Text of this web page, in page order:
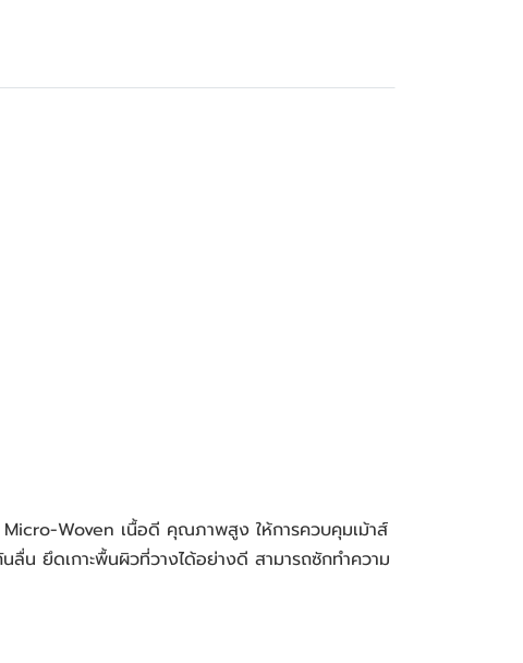
Woven เนื้อดี คุณภาพสูง ให้การควบคุมเม้าส์
น ยึดเกาะพื้นผิวที่วางได้อย่างดี สามารถซักทำความ